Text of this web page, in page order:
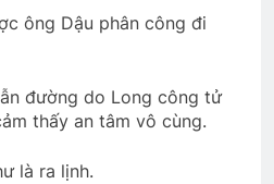
Tập III chương 25
ông Dậu phân công đi
đường do Long công tử
thấy an tâm vô cùng.
là ra lịnh.